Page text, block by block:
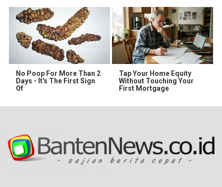
No Poop For More Than 2
Days - It's The First Sign
Of
Tap Your Home Equity
Without Touching Your
First Mortgage